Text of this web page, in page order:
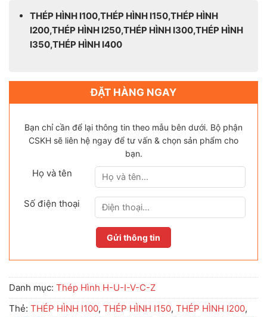
THÉP HÌNH I100,THÉP HÌNH I150,THÉP HÌNH
I200,THÉP HÌNH I250,THÉP HÌNH I300,THÉP HÌNH
I350,THÉP HÌNH I400
ĐẶT HÀNG NGAY
Bạn chỉ cần để lại thông tin theo mẫu bên dưới. Bộ phận
CSKH sẽ liên hệ ngay để tư vấn & chọn sản phẩm cho
bạn.
Họ và tên
Số điện thoại
Danh mục: Thép Hình H-U-I-V-C-Z
Thẻ: THÉP HÌNH I100, THÉP HÌNH I150, THÉP HÌNH I200,